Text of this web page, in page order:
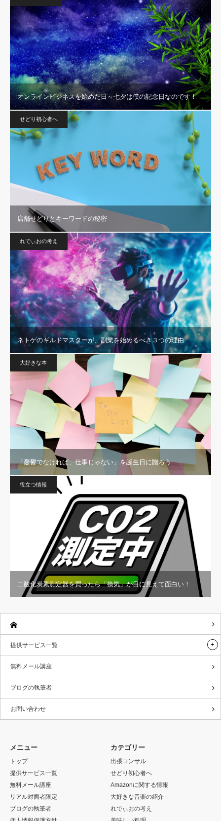
オンラインビジネスを始めた日～七夕は僕の記念日なのです！
せどり初心者へ
店舗せどりとキーワードの秘密
れでぃおの考え
ネトゲのギルドマスターが、副業を始めるべき３つの理由
大好きな本
「憂鬱でなければ、仕事じゃない」を誕生日に贈ろう
役立つ情報
二酸化炭素測定器を買ったら「換気」が目に見えて面白い！
提供サービス一覧
無料メール講座
ブログの執筆者
お問い合わせ
メニュー
トップ
提供サービス一覧
無料メール講座
リアル対面者限定
ブログの執筆者
カテゴリー
出張コンサル
せどり初心者へ
Amazonに関する情報
大好きな音楽の紹介
れでぃおの考え